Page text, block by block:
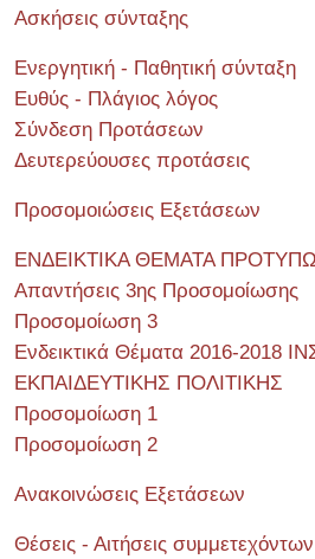
Ασκήσεις σύνταξης
Ενεργητική - Παθητική σύνταξη
Ευθύς - Πλάγιος λόγος
Σύνδεση Προτάσεων
Δευτερεύουσες προτάσεις
Προσομοιώσεις Εξετάσεων
ΕΝΔΕΙΚΤΙΚΑ ΘΕΜΑΤΑ
Απαντήσεις 3ης Προσομοίωσης
Προσομοίωση 3
Ενδεικτικά Θέματα 2016-2018
ΕΚΠΑΙΔΕΥΤΙΚΗΣ ΠΟΛΙΤΙΚΗΣ
Προσομοίωση 1
Προσομοίωση 2
Ανακοινώσεις Εξετάσεων
Θέσεις - Αιτήσεις